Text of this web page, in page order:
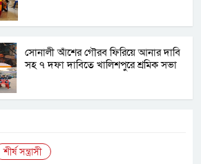
সোনালী আঁশের গৌরব ফিরিয়ে আনার দাবি
সহ ৭ দফা দাবিতে খালিশপুরে শ্রমিক সভা
শীর্ষ সন্ত্রাসী